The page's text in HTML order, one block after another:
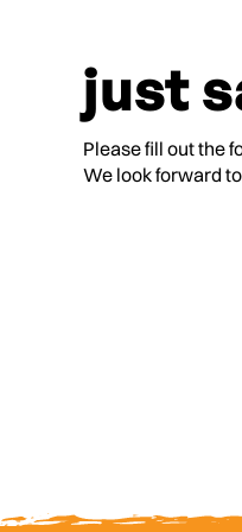
just
Please fill out the
We look forward